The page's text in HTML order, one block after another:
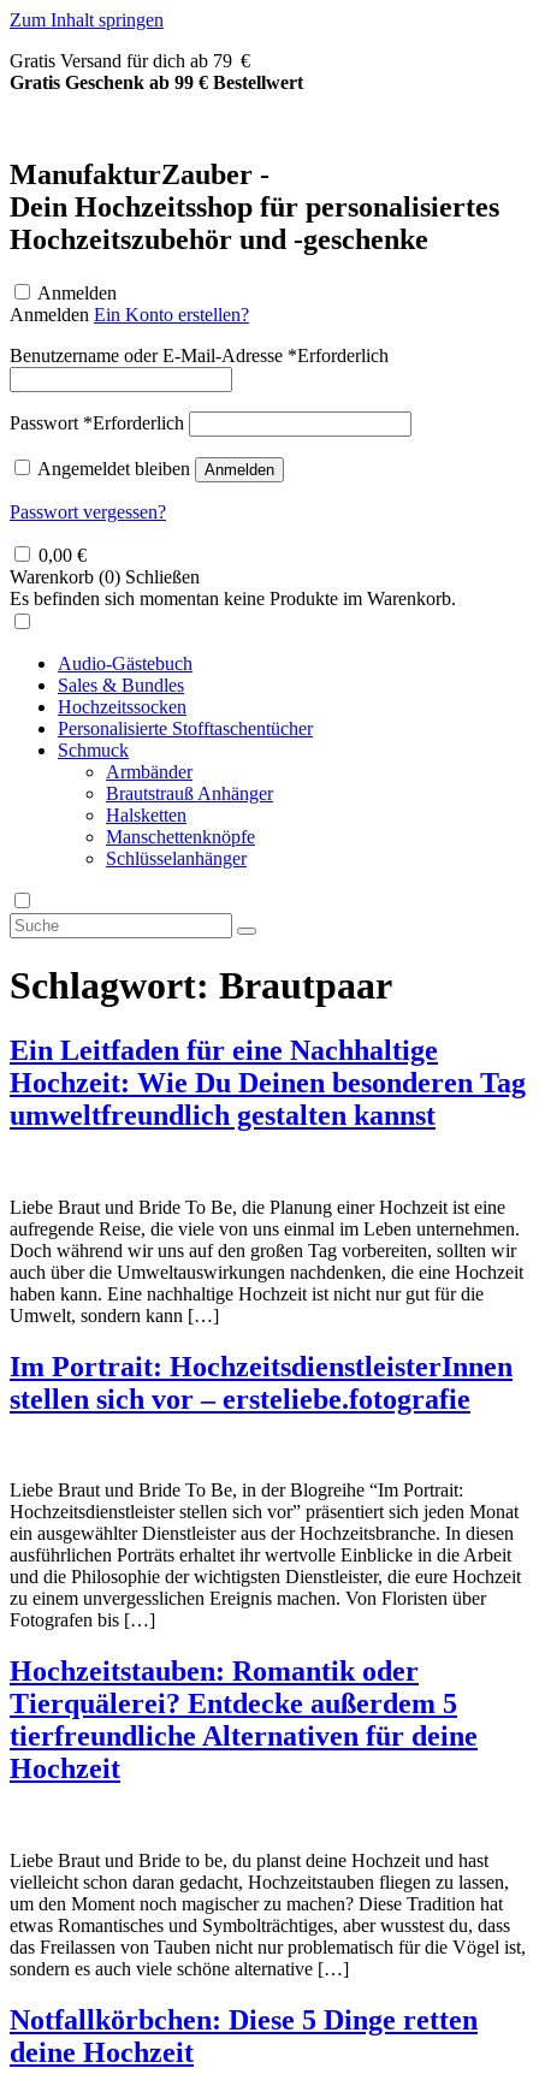
Zum Inhalt springen
Gratis Versand für dich ab 79 €
Gratis Geschenk ab 99 € Bestellwert
ManufakturZauber -
Dein Hochzeitsshop für personalisiertes
Hochzeitszubehör und -geschenke
Anmelden
Anmelden Ein Konto erstellen?
Benutzername oder E-Mail-Adresse *Erforderlich
Passwort *Erforderlich
Angemeldet bleiben Anmelden
Passwort vergessen?
0,00 €
Warenkorb (0) Schließen
Es befinden sich momentan keine Produkte im Warenkorb.
Audio-Gästebuch
Sales & Bundles
Hochzeitssocken
Personalisierte Stofftaschentücher
Schmuck
Armbänder
Brautstrauß Anhänger
Halsketten
Manschettenknöpfe
Schlüsselanhänger
Schlagwort: Brautpaar
Ein Leitfaden für eine Nachhaltige
Hochzeit: Wie Du Deinen besonderen Tag
umweltfreundlich gestalten kannst
Liebe Braut und Bride To Be, die Planung einer Hochzeit ist eine
aufregende Reise, die viele von uns einmal im Leben unternehmen.
Doch während wir uns auf den großen Tag vorbereiten, sollten wir
auch über die Umweltauswirkungen nachdenken, die eine Hochzeit
haben kann. Eine nachhaltige Hochzeit ist nicht nur gut für die
Umwelt, sondern kann […]
Im Portrait: HochzeitsdienstleisterInnen
stellen sich vor – ersteliebe.fotografie
Liebe Braut und Bride To Be, in der Blogreihe “Im Portrait:
Hochzeitsdienstleister stellen sich vor” präsentiert sich jeden Monat
ein ausgewählter Dienstleister aus der Hochzeitsbranche. In diesen
ausführlichen Porträts erhaltet ihr wertvolle Einblicke in die Arbeit
und die Philosophie der wichtigsten Dienstleister, die eure Hochzeit
zu einem unvergesslichen Ereignis machen. Von Floristen über
Fotografen bis […]
Hochzeitstauben: Romantik oder
Tierquälerei? Entdecke außerdem 5
tierfreundliche Alternativen für deine
Hochzeit
Liebe Braut und Bride to be, du planst deine Hochzeit und hast
vielleicht schon daran gedacht, Hochzeitstauben fliegen zu lassen,
um den Moment noch magischer zu machen? Diese Tradition hat
etwas Romantisches und Symbolträchtiges, aber wusstest du, dass
das Freilassen von Tauben nicht nur problematisch für die Vögel ist,
sondern es auch viele schöne alternative […]
Notfallkörbchen: Diese 5 Dinge retten
deine Hochzeit